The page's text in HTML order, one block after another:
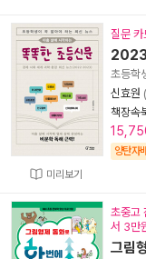
미리보기
질문 카
2023
초등학
신효원
책장속
양탄자
초중고
서 3만
그림